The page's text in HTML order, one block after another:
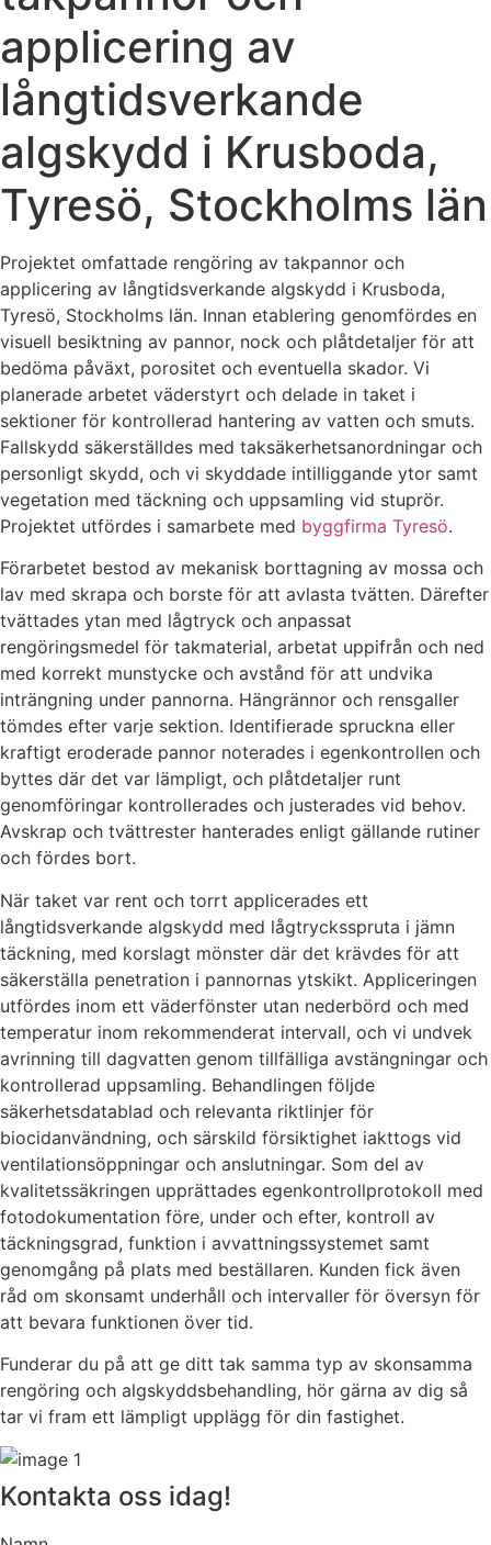
applicering av
långtidsverkande
algskydd i Krusboda,
Tyresö, Stockholms län
Projektet omfattade rengöring av takpannor och
applicering av långtidsverkande algskydd i Krusboda,
Tyresö, Stockholms län. Innan etablering genomfördes en
visuell besiktning av pannor, nock och plåtdetaljer för att
bedöma påväxt, porositet och eventuella skador. Vi
planerade arbetet väderstyrt och delade in taket i
sektioner för kontrollerad hantering av vatten och smuts.
Fallskydd säkerställdes med taksäkerhetsanordningar och
personligt skydd, och vi skyddade intilliggande ytor samt
vegetation med täckning och uppsamling vid stuprör.
Projektet utfördes i samarbete med byggfirma Tyresö.
Förarbetet bestod av mekanisk borttagning av mossa och
lav med skrapa och borste för att avlasta tvätten. Därefter
tvättades ytan med lågtryck och anpassat
rengöringsmedel för takmaterial, arbetat uppifrån och ned
med korrekt munstycke och avstånd för att undvika
inträngning under pannorna. Hängrännor och rensgaller
tömdes efter varje sektion. Identifierade spruckna eller
kraftigt eroderade pannor noterades i egenkontrollen och
byttes där det var lämpligt, och plåtdetaljer runt
genomföringar kontrollerades och justerades vid behov.
Avskrap och tvättrester hanterades enligt gällande rutiner
och fördes bort.
När taket var rent och torrt applicerades ett
långtidsverkande algskydd med lågtrycksspruta i jämn
täckning, med korslagt mönster där det krävdes för att
säkerställa penetration i pannornas ytskikt. Appliceringen
utfördes inom ett väderfönster utan nederbörd och med
temperatur inom rekommenderat intervall, och vi undvek
avrinning till dagvatten genom tillfälliga avstängningar och
kontrollerad uppsamling. Behandlingen följde
säkerhetsdatablad och relevanta riktlinjer för
biocidanvändning, och särskild försiktighet iakttogs vid
ventilationsöppningar och anslutningar. Som del av
kvalitetssäkringen upprättades egenkontrollprotokoll med
fotodokumentation före, under och efter, kontroll av
täckningsgrad, funktion i avvattningssystemet samt
genomgång på plats med beställaren. Kunden fick även
råd om skonsamt underhåll och intervaller för översyn för
att bevara funktionen över tid.
Funderar du på att ge ditt tak samma typ av skonsamma
rengöring och algskyddsbehandling, hör gärna av dig så
tar vi fram ett lämpligt upplägg för din fastighet.
Kontakta oss idag!